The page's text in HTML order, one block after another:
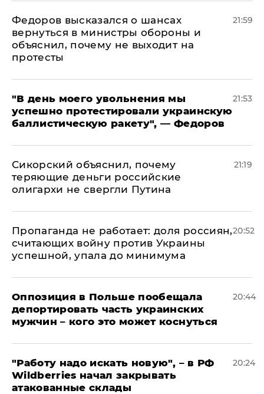
Федоров высказался о шансах
вернуться в министры обороны и
объяснил, почему не выходит на
протесты
21:59
​"В день моего увольнения мы
успешно протестировали украинскую
баллистическую ракету", — Федоров
21:53
Сикорский объяснил, почему
теряющие деньги российские
олигархи не свергли Путина
21:19
​Пропаганда не работает: доля россиян,
считающих войну против Украины
успешной, упала до минимума
20:52
Оппозиция в Польше пообещала
депортировать часть украинских
мужчин – кого это может коснуться
20:44
"Работу надо искать новую", – в РФ
Wildberries начал закрывать
атакованные склады
20:24